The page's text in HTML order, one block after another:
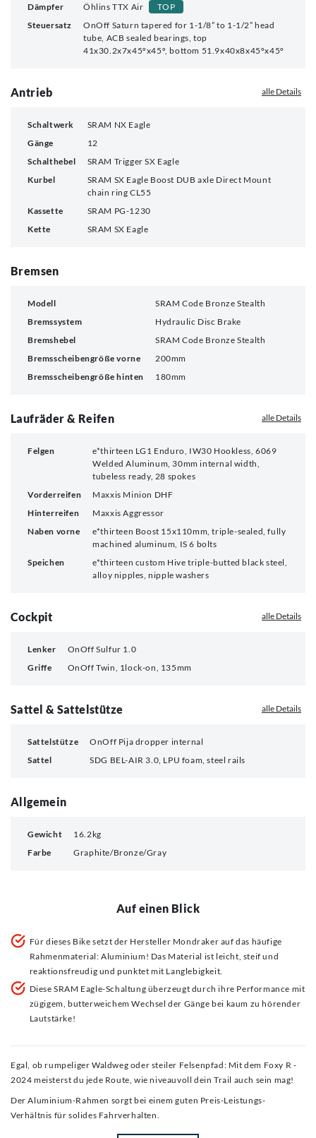
Dämpfer
Öhlins TTX Air
TOP
Steuersatz
OnOff Saturn tapered for 1-1/8” to 1-1/2” head
tube, ACB sealed bearings, top
41x30.2x7x45ºx45º, bottom 51.9x40x8x45ºx45º
Antrieb alle Details
Schaltwerk
SRAM NX Eagle
Gänge
12
Schalthebel
SRAM Trigger SX Eagle
Kurbel
SRAM SX Eagle Boost DUB axle Direct Mount
chain ring CL55
Kassette
SRAM PG-1230
Kette
SRAM SX Eagle
Bremsen
Modell
SRAM Code Bronze Stealth
Bremssystem
Hydraulic Disc Brake
Bremshebel
SRAM Code Bronze Stealth
Bremsscheibengröße vorne
200mm
Bremsscheibengröße hinten
180mm
Laufräder & Reifen alle Details
Felgen
e*thirteen LG1 Enduro, IW30 Hookless, 6069
Welded Aluminum, 30mm internal width,
tubeless ready, 28 spokes
Vorderreifen
Maxxis Minion DHF
Hinterreifen
Maxxis Aggressor
Naben vorne
e*thirteen Boost 15x110mm, triple-sealed, fully
machined aluminum, IS 6 bolts
Speichen
e*thirteen custom Hive triple-butted black steel,
alloy nipples, nipple washers
Cockpit alle Details
Lenker
OnOff Sulfur 1.0
Griffe
OnOff Twin, 1lock-on, 135mm
Sattel & Sattelstütze alle Details
Sattelstütze
OnOff Pija dropper internal
Sattel
SDG BEL-AIR 3.0, LPU foam, steel rails
Allgemein
Gewicht
16.2kg
Farbe
Graphite/Bronze/Gray
Auf einen Blick
Für dieses Bike setzt der Hersteller Mondraker auf das häufige
Rahmenmaterial: Aluminium! Das Material ist leicht, steif und
reaktionsfreudig und punktet mit Langlebigkeit.
Diese SRAM Eagle-Schaltung überzeugt durch ihre Performance mit
zügigem, butterweichem Wechsel der Gänge bei kaum zu hörender
Lautstärke!
Egal, ob rumpeliger Waldweg oder steiler Felsenpfad: Mit dem Foxy R -
2024 meisterst du jede Route, wie niveauvoll dein Trail auch sein mag!
Der Aluminium-Rahmen sorgt bei einem guten Preis-Leistungs-
Verhältnis für solides Fahrverhalten.